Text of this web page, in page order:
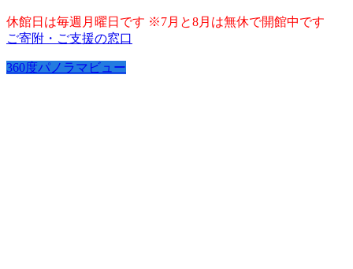
休館日は毎週月曜日です ※7月と8月は無休で開館中です
ご寄附・ご支援の窓口
360度パノラマビュー